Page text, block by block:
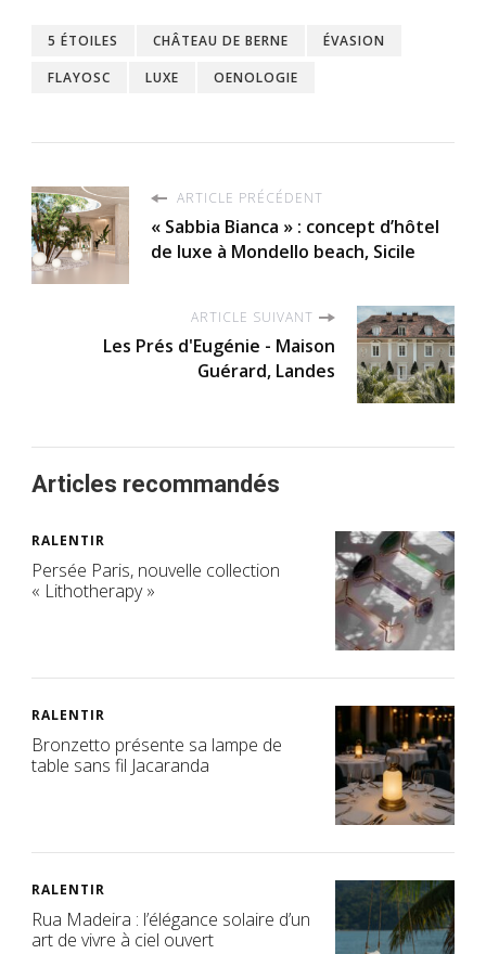
5 ÉTOILES CHÂTEAU DE BERNE
ÉVASION
FLAYOSC
LUXE OENOLOGIE
ARTICLE PRÉCÉDENT
« Sabbia Bianca » : concept d’hôtel
de luxe à Mondello beach, Sicile
ARTICLE SUIVANT
Les Prés d'Eugénie - Maison
Guérard, Landes
Articles recommandés
RALENTIR
Persée Paris, nouvelle collection
« Lithotherapy »
RALENTIR
Bronzetto présente sa lampe de
table sans fil Jacaranda
RALENTIR
Rua Madeira : l’élégance solaire d’un
art de vivre à ciel ouvert